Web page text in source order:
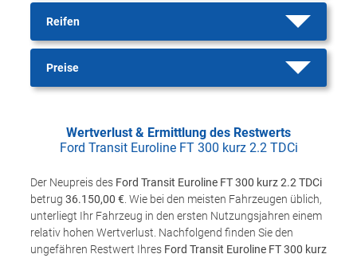
Reifen
Preise
Wertverlust & Ermittlung des Restwerts
Ford Transit Euroline FT 300 kurz 2.2 TDCi
Der Neupreis des Ford Transit Euroline FT 300 kurz 2.2 TDCi
betrug 36.150,00 € . Wie bei den meisten Fahrzeugen üblich,
unterliegt Ihr Fahrzeug in den ersten Nutzungsjahren einem
relativ hohen Wertverlust. Nachfolgend finden Sie den
ungefähren Restwert Ihres Ford Transit Euroline FT 300 kurz